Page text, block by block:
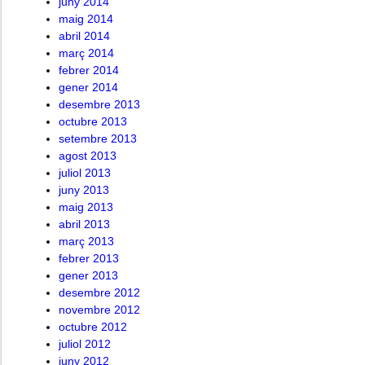
maig 2014
abril 2014
març 2014
febrer 2014
gener 2014
desembre 2013
octubre 2013
setembre 2013
agost 2013
juliol 2013
juny 2013
maig 2013
abril 2013
març 2013
febrer 2013
gener 2013
desembre 2012
novembre 2012
octubre 2012
juliol 2012
juny 2012